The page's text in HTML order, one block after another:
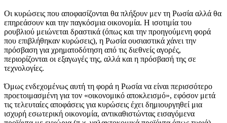
Οι κυρώσεις που αποφασίζονται θα πλήξουν μεν τη Ρωσία αλλά θα
επηρεάσουν και την παγκόσμια οικονομία. Η ισοτιμία του
ρουβλιού μειώνεται δραστικά (όπως και την προηγούμενη φορά
που επιβλήθηκαν κυρώσεις), η Ρωσία ουσιαστικά χάνει την
πρόσβαση για χρηματοδότηση από τις διεθνείς αγορές,
περιορίζονται οι εξαγωγές της, αλλά και η πρόσβασή της σε
τεχνολογίες.
Όμως ενδεχομένως αυτή τη φορά η Ρωσία να είναι περισσότερο
προετοιμασμένη για τον «οικονομικό αποκλεισμό», εφόσον μετά
τις τελευταίες αποφάσεις για κυρώσεις έχει δημιουργηθεί μια
ισχυρή εσωτερική οικονομία, αντικαθιστώντας εισαγόμενα